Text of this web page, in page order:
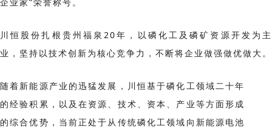
企业家”荣誉称号。
川恒股份扎根贵州福泉20年，以磷化工及磷矿资源开发为主
业，坚持以技术创新为核心竞争力，不断将企业做强做优做大。
随着新能源产业的迅猛发展，川恒基于磷化工领域二十年
的经验积累，以及在资源、技术、资本、产业等方面形成
的综合优势，当前正处于从传统磷化工领域向新能源电池